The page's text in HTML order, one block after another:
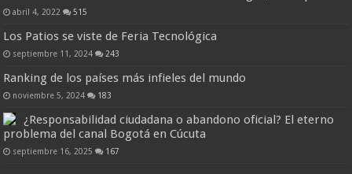
abril 4, 2022 515
Los Patios se viste de Feria Tecnológica
septiembre 11, 2024 243
Ranking de los países más infieles del mundo
noviembre 5, 2024 183
¿Responsabilidad ciudadana o abandono oficial? El eterno
problema del canal Bogotá en Cúcuta
septiembre 16, 2025 167